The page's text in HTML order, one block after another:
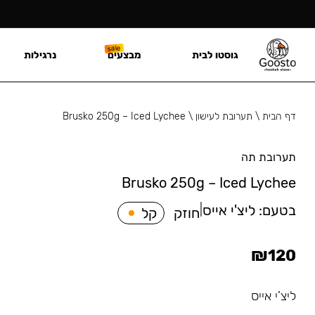
דף הבית\ תערובת לעישון \
Brusko 250g – Iced Lychee
תערובת תה
Brusko 250g – Iced Lychee
בטעם: ליצ'י אייס חוזק קל
₪120
ליצ’י אייס
גוסטו לבית מבצעים נרגילות